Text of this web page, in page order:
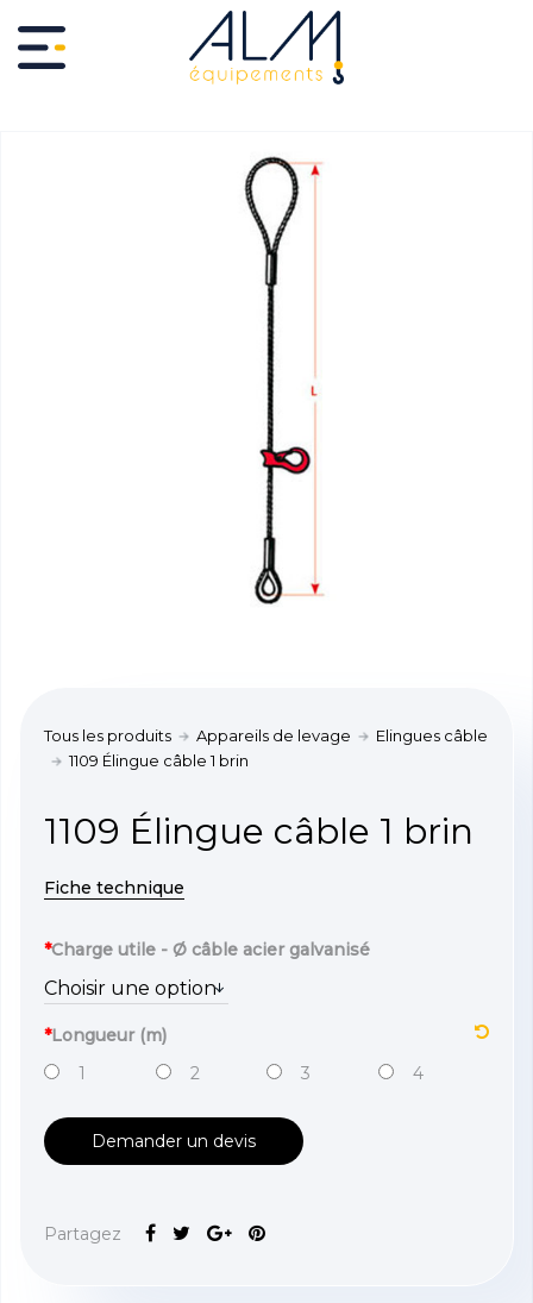
Tous les produits Appareils de levage
Elingues câble
1109 Élingue câble 1 brin
1109 Élingue câble 1 brin
Fiche technique
*Charge utile - Ø câble acier galvanisé
*Longueur (m)
1
2 3 4
Demander un devis
Partagez